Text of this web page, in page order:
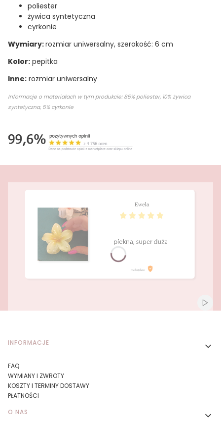
poliester
żywica syntetyczna
cyrkonie
Wymiary:rozmiar uniwersalny, szerokość: 6 cm
Kolor: pepitka
Inne: rozmiar uniwersalny
Informacje o materiałach w tym produkcie: 85% poliester, 10% żywica
syntetyczna, 5% cyrkonie
Linki w stopce
INFORMACJE
FAQ
WYMIANY I ZWROTY
KOSZTY I TERMINY DOSTAWY
PŁATNOŚCI
O NAS